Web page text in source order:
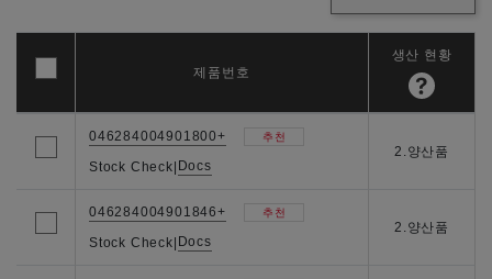
046284004901800+ 추천
Stock Check| Docs
2.양산품
046284004901846+ 추천
Stock Check| Docs
2.양산품
제품번호
생산 현황